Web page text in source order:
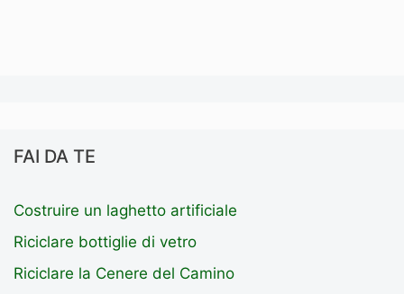
FAI DA TE
Costruire un laghetto artificiale
Riciclare bottiglie di vetro
Riciclare la Cenere del Camino